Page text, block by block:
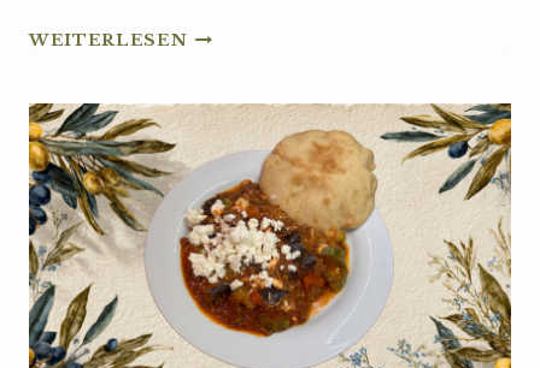
WEITERLESENSAFTIGE
REVANI-
ART
MIT
BOSKOOP,
DINKEL
UND
OLIVENÖL